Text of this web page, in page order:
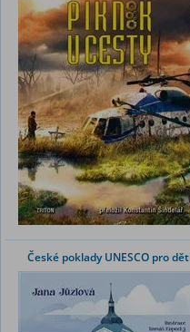
České poklady UNESCO pro